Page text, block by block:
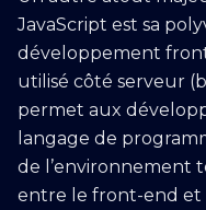
JavaScript est sa
développement
utilisé côté serveur
permet aux
langage de
de l’environnement
entre le front-end et